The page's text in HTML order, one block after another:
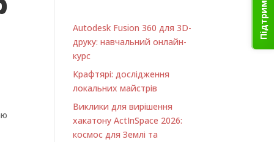
Підтримка
Autodesk Fusion 360 для 3D-
друку: навчальний онлайн-
курс
Крафтярі: дослідження
локальних майстрів
Виклики для вирішення
хакатону ActInSpace 2026:
космос для Землі та